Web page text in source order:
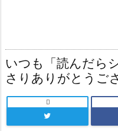
いつも「読んだら
さりありがとうご
